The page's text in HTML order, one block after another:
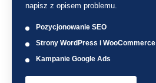
napisz z opisem problemu.
Pozycjonowanie SEO
Strony WordPress i WooCommerce
Kampanie Google Ads